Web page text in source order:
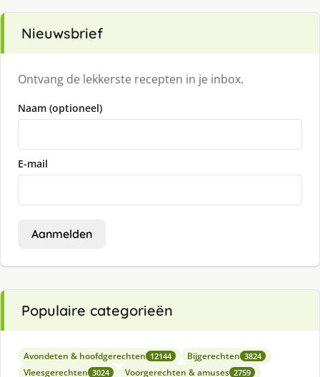
Nieuwsbrief
Ontvang de lekkerste recepten in je inbox.
Naam (optioneel)
E-mail
Aanmelden
Populaire categorieën
Avondeten & hoofdgerechten 12144 Bijgerechten 3824
Vleesgerechten 3024 Voorgerechten & amuses 2759